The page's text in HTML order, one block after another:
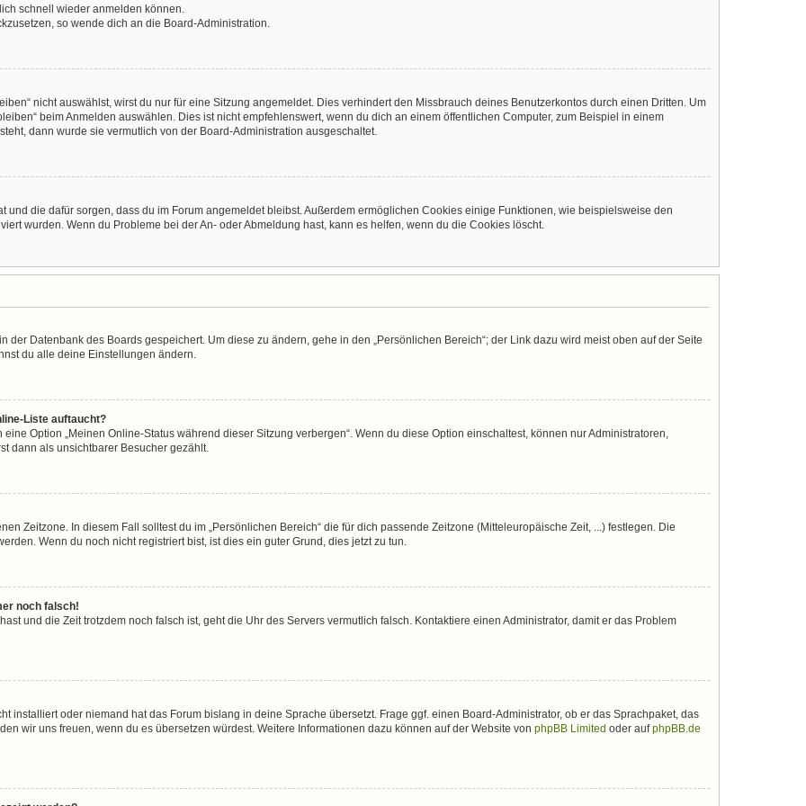
schnell wieder anmelden können.
so wende dich an die Board-Administration.
nicht auswählst, wirst du nur für eine Sitzung angemeldet. Dies verhindert den Missbrauch deines Benutzerkontos durch einen Dritten. Um
beim Anmelden auswählen. Dies ist nicht empfehlenswert, wenn du dich an einem öffentlichen Computer, zum Beispiel in einem
dann wurde sie vermutlich von der Board-Administration ausgeschaltet.
und die dafür sorgen, dass du im Forum angemeldet bleibst. Außerdem ermöglichen Cookies einige Funktionen, wie beispielsweise den
wurden. Wenn du Probleme bei der An- oder Abmeldung hast, kann es helfen, wenn du die Cookies löscht.
Datenbank des Boards gespeichert. Um diese zu ändern, gehe in den „Persönlichen Bereich“; der Link dazu wird meist oben auf der Seite
du alle deine Einstellungen ändern.
Liste auftaucht?
Option „Meinen Online-Status während dieser Sitzung verbergen“. Wenn du diese Option einschaltest, können nur Administratoren,
dann als unsichtbarer Besucher gezählt.
Zeitzone. In diesem Fall solltest du im „Persönlichen Bereich“ die für dich passende Zeitzone (Mitteleuropäische Zeit, ...) festlegen. Die
Wenn du noch nicht registriert bist, ist dies ein guter Grund, dies jetzt zu tun.
noch falsch!
und die Zeit trotzdem noch falsch ist, geht die Uhr des Servers vermutlich falsch. Kontaktiere einen Administrator, damit er das Problem
installiert oder niemand hat das Forum bislang in deine Sprache übersetzt. Frage ggf. einen Board-Administrator, ob er das Sprachpaket, das
wir uns freuen, wenn du es übersetzen würdest. Weitere Informationen dazu können auf der Website von phpBB Limited oder aufphpBB.de